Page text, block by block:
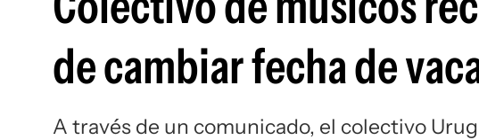
de cambiar fecha de
A través de un comunicado, el colectivo